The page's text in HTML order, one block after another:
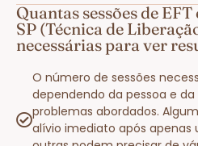
Quantas sessões de
SP (Técnica de
necessárias para ver
O número de sessões
dependendo da pessoa e
problemas abordados.
alívio imediato após apenas